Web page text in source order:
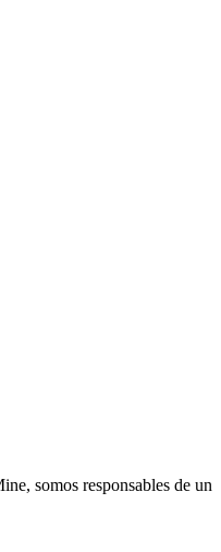
somos responsables de un